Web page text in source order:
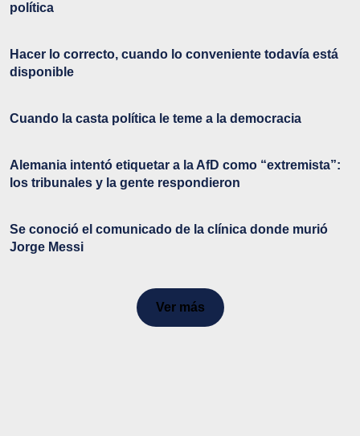
política
Hacer lo correcto, cuando lo conveniente todavía está
disponible
Cuando la casta política le teme a la democracia
Alemania intentó etiquetar a la AfD como “extremista”:
los tribunales y la gente respondieron
Se conoció el comunicado de la clínica donde murió
Jorge Messi
Ver más